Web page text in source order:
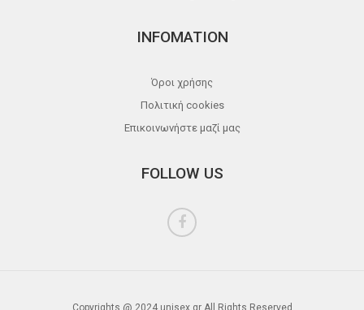
INFOMATION
Όροι χρήσης
Πολιτική cookies
Επικοινωνήστε μαζί μας
FOLLOW US
Copyrights @ 2024 unisex.gr All Rights Reserved